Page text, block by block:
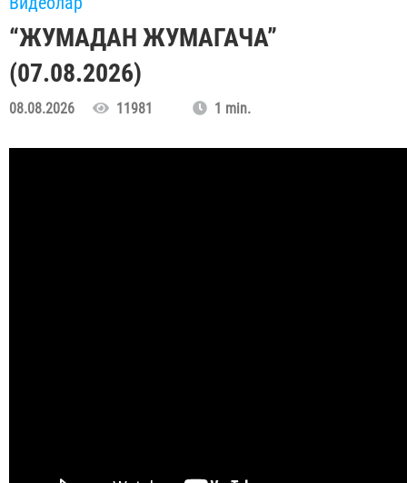
“ЖУМАДАН ЖУМАГАЧА”
(07.08.2026)
08.08.2026 11981 1 min.